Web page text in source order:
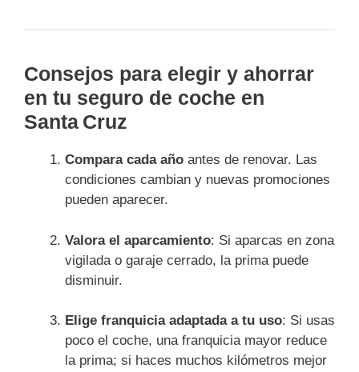
Consejos para elegir y ahorrar
en tu seguro de coche en
Santa Cruz
Compara cada año antes de renovar. Las
condiciones cambian y nuevas promociones
pueden aparecer.
Valora el aparcamiento: Si aparcas en zona
vigilada o garaje cerrado, la prima puede
disminuir.
Elige franquicia adaptada a tu uso: Si usas
poco el coche, una franquicia mayor reduce
la prima; si haces muchos kilómetros mejor